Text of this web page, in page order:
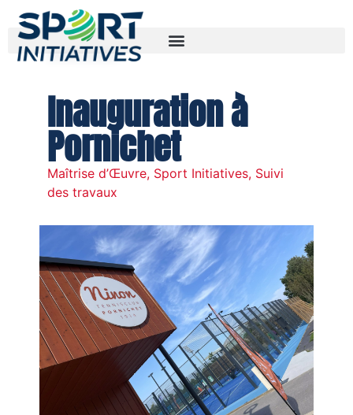
31/05/2024
Inauguration à
Pornichet
Maîtrise d’Œuvre, Sport Initiatives, Suivi
des travaux